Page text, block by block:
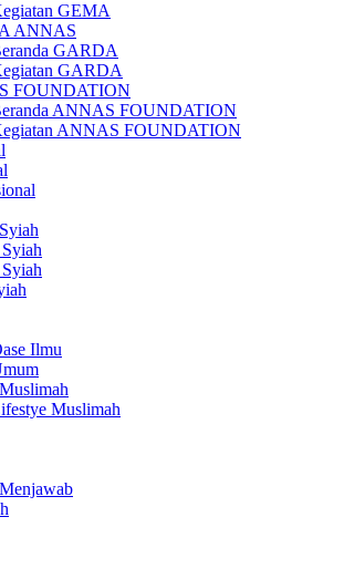
GEMA
ANNAS
GARDA
GARDA
FOUNDATION
ANNAS FOUNDATION
ANNAS FOUNDATION
Ilmu
Muslimah